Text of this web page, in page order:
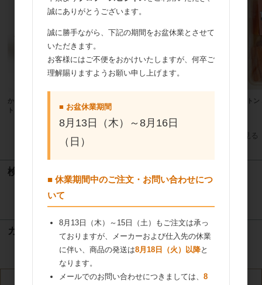
かねみつ インナートレーチョコレー
ト 3個用（ゴールド）48860 200個
サバト
すべてのおすすめ商品を見る
検索
カート
カートは空です
誠にありがとうございます。
誠に勝手ながら、下記の期間をお盆休業とさせて
いただきます。
お客様にはご不便をおかけいたしますが、何卒ご
理解賜りますようお願い申し上げます。
■ お盆休業期間
8月13日（木）～8月16日
（日）
■ 休業期間中のご注文・お問い合わせにつ
いて
8月13日（木）～15日（土）もご注文は承っ
ておりますが、メーカーおよび仕入先の休業
に伴い、商品の発送は8月18日（火）以降と
なります。
メールでのお問い合わせにつきましては、 8